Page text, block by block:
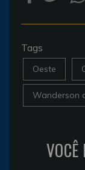
Tags
Oeste
Wanderson
VOCÊ